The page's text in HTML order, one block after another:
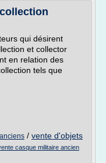
qui désirent
et collector
en relation des
tels que
/ vente d'objets
casque militaire ancien